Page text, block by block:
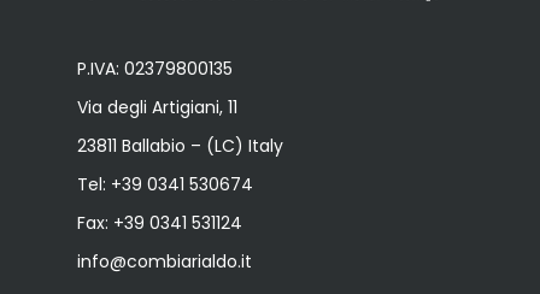
P.IVA: 02379800135
Via degli Artigiani, 11
23811 Ballabio – (LC) Italy
Tel: +39 0341 530674
Fax: +39 0341 531124
info@combiarialdo.it